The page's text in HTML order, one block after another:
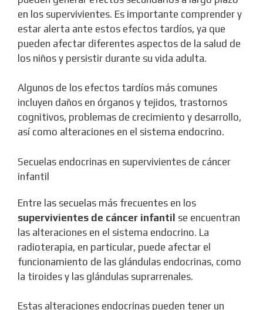
en los supervivientes. Es importante comprender y
estar alerta ante estos efectos tardíos, ya que
pueden afectar diferentes aspectos de la salud de
los niños y persistir durante su vida adulta.
Algunos de los efectos tardíos más comunes
incluyen daños en órganos y tejidos, trastornos
cognitivos, problemas de crecimiento y desarrollo,
así como alteraciones en el sistema endocrino.
Secuelas endocrinas en supervivientes de cáncer
infantil
Entre las secuelas más frecuentes en los
supervivientes de cáncer infantil se encuentran
las alteraciones en el sistema endocrino. La
radioterapia, en particular, puede afectar el
funcionamiento de las glándulas endocrinas, como
la tiroides y las glándulas suprarrenales.
Estas alteraciones endocrinas pueden tener un